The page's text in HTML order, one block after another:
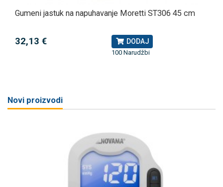
Gumeni jastuk na napuhavanje Moretti ST306 45 cm
32,13 € DODAJ
100 Narudžbi
Novi proizvodi